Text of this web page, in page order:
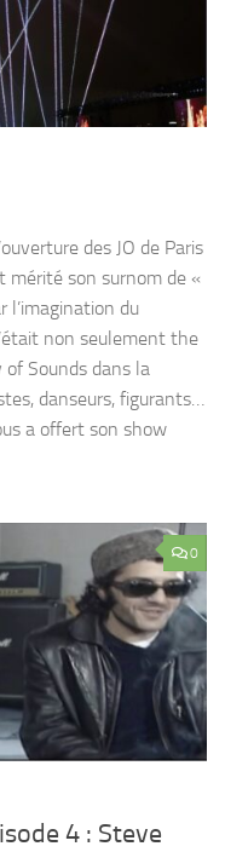
des JO de Paris
mérité son surnom de «
l’imagination du
non seulement the
Sounds dans la
danseurs, figurants…
a offert son show
0
4 : Steve